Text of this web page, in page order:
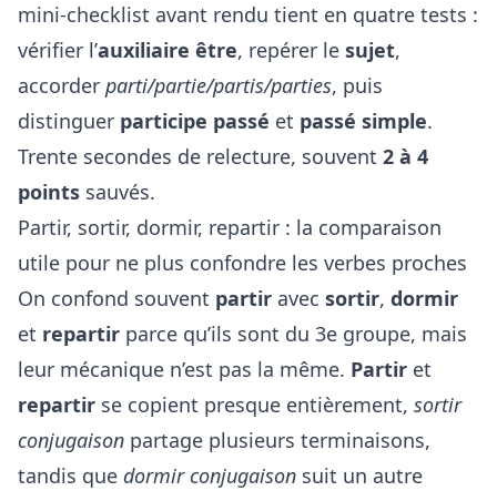
mini-checklist avant rendu tient en quatre tests :
vérifier l’auxiliaire être, repérer le sujet,
accorder parti/partie/partis/parties, puis
distinguer participe passé et passé simple.
Trente secondes de relecture, souvent 2 à 4
points sauvés.
Partir, sortir, dormir, repartir : la comparaison
utile pour ne plus confondre les verbes proches
On confond souvent partir avec sortir, dormir
et repartir parce qu’ils sont du 3e groupe, mais
leur mécanique n’est pas la même. Partir et
repartir se copient presque entièrement, sortir
conjugaison partage plusieurs terminaisons,
tandis que dormir conjugaison suit un autre